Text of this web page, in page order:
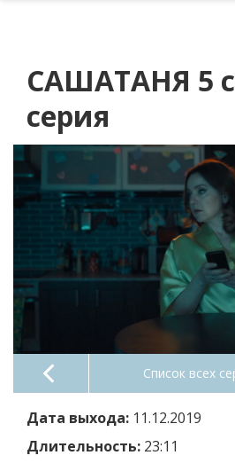
САШАТАНЯ 5
серия
Список всех
Дата выхода: 11.12.2019
Длительность: 23:11